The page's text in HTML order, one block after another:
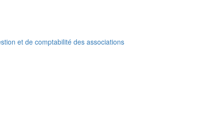
et de comptabilité des associations